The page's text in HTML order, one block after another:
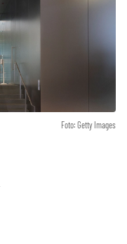
Foto: Getty Images